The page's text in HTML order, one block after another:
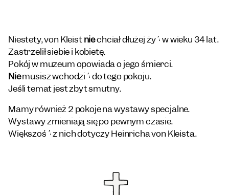
Niestety, von Kleistniechciał dłużej żyć w wieku 34 lat.
Zastrzelił siebie i kobietę.
Pokój w muzeum opowiada o jego śmierci.
Niemusisz wchodzić do tego pokoju.
Jeśli temat jest zbyt smutny.
Mamy również 2 pokoje na wystawy specjalne.
Wystawy zmieniają się po pewnym czasie.
Większość z nich dotyczy Heinricha von Kleista.